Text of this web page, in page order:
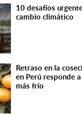
10 desafíos
cambio climático
Retraso en la
en Perú responde
más frío